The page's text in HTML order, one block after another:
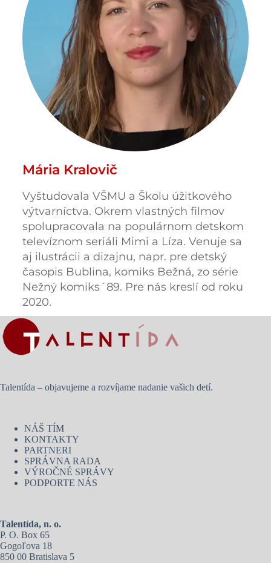
Mária Kralovič
Vyštudovala VŠMU a Školu úžitkového
výtvarníctva. Okrem vlastných filmov
spolupracovala na populárnom detskom
televíznom seriáli Mimi a Líza. Venuje sa
aj ilustrácii a dizajnu, napr. pre detský
časopis Bublina, komiks Bežná, zo série
Nežný komiks´89. Pre nás kreslí od roku
2020.
Talentída – objavujeme a rozvíjame nadanie vašich detí.
NÁŠ TÍM
KONTAKTY
PARTNERI
SPRÁVNA RADA
VÝROČNÉ SPRÁVY
PODPORTE NÁS
Talentída, n. o.
P. O. Box 65
Gogoľova 18
850 00 Bratislava 5